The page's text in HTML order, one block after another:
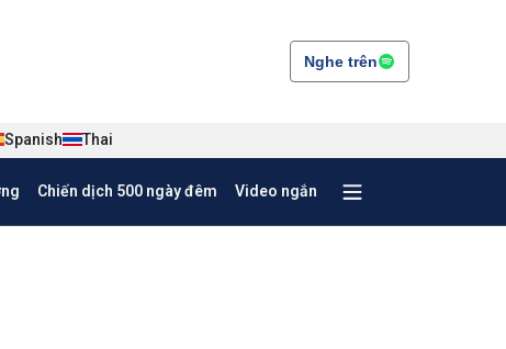
Nghe trên
Spanish Thai
Chiến dịch 500 ngày đêm Video ngắn